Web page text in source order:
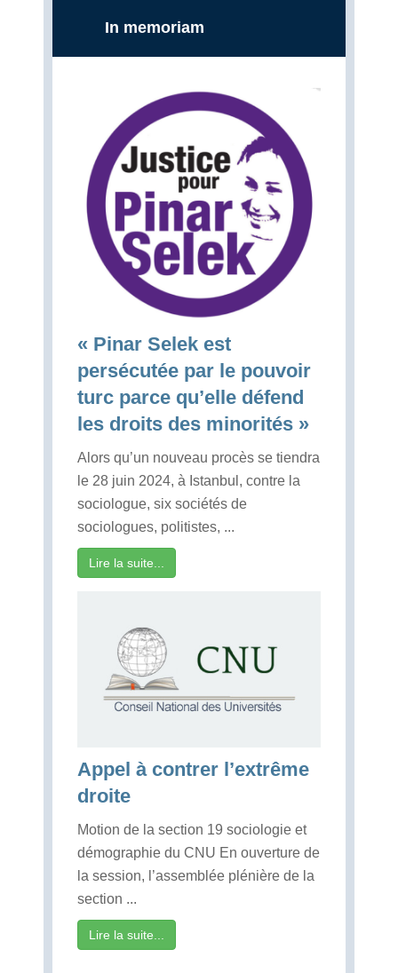
In memoriam
« Pinar Selek est
persécutée par le pouvoir
turc parce qu’elle défend
les droits des minorités »
Alors qu’un nouveau procès se tiendra
le 28 juin 2024, à Istanbul, contre la
sociologue, six sociétés de
sociologues, politistes, ...
Lire la suite...
Appel à contrer l’extrême
droite
Motion de la section 19 sociologie et
démographie du CNU En ouverture de
la session, l’assemblée plénière de la
section ...
Lire la suite...